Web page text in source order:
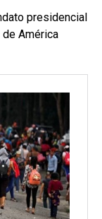
presidencial
América